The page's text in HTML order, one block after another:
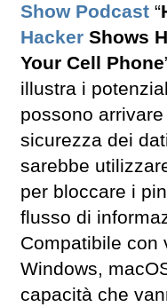
Show Podcast “
Hacker Shows
Your Cell Phone
illustra i
possono
sicurezza dei
sarebbe
per bloccare i
flusso di
Compatibile con
Windows,
capacità che